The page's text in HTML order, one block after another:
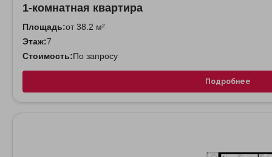
1-комнатная квартира
Площадь:от 38.2 м²
Этаж:7
Стоимость:По запросу
Подробнее